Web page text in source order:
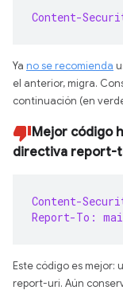
Content-
Ya no se recomienda
el anterior, migra.
continuación (en
Mejor código
directiva report-
Content-
Report-To:
Este código es mejor:
report-uri. Aún